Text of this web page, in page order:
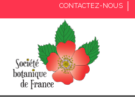
CONTACTEZ-NOUS